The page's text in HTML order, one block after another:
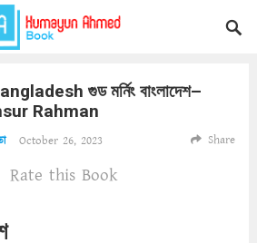
গুড মর্নিং বাংলাদেশ–
Rahman
October 26, 2023 Share
Rate this Book